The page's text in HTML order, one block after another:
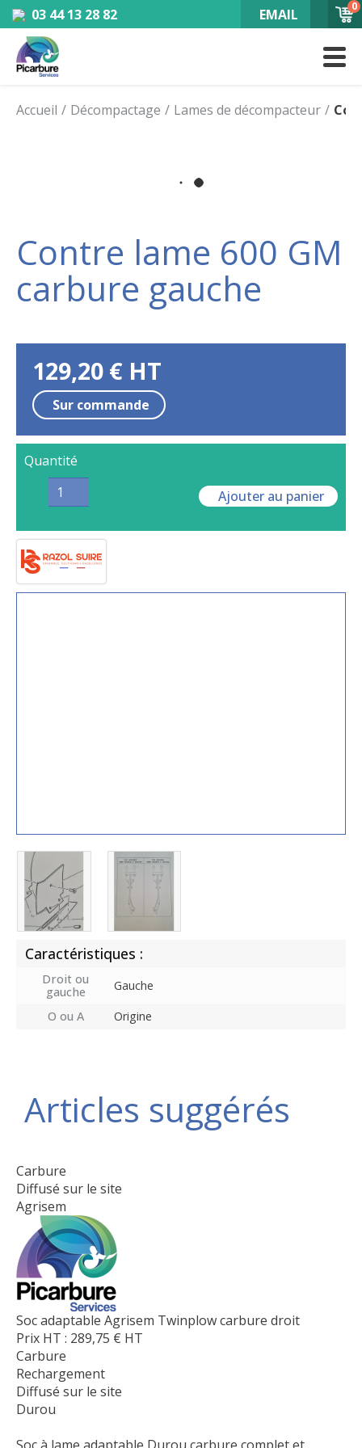
03 44 13 28 82 EMAIL 0
Accueil Décompactage Lames de décompacteur
Contre lame 600 GM
carbure gauche
Caractéristiques :
Droit ou
gauche
Gauche
O ou A
Origine
129,20 € HT
Sur commande
Quantité
Ajouter au panier
Articles suggérés
Carbure
Diffusé sur le site
Agrisem
Soc adaptable Agrisem Twinplow carbure droit
Prix HT : 289,75 € HT
Carbure
Rechargement
Diffusé sur le site
Durou
Soc à lame adaptable Durou carbure complet et